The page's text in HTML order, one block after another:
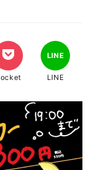
LINE
LINE